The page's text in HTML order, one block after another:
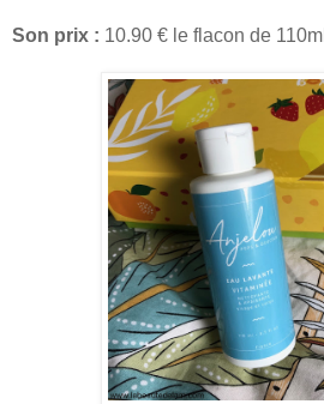
Son prix : 10.90 € le flacon de 110ml